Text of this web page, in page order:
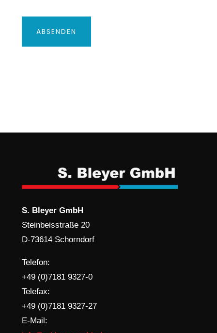
S. Bleyer GmbH
Steinbeisstraße 20
D-73614 Schorndorf
Telefon:
+49 (0)7181 9327-0
Telefax:
+49 (0)7181 9327-27
E-Mail: